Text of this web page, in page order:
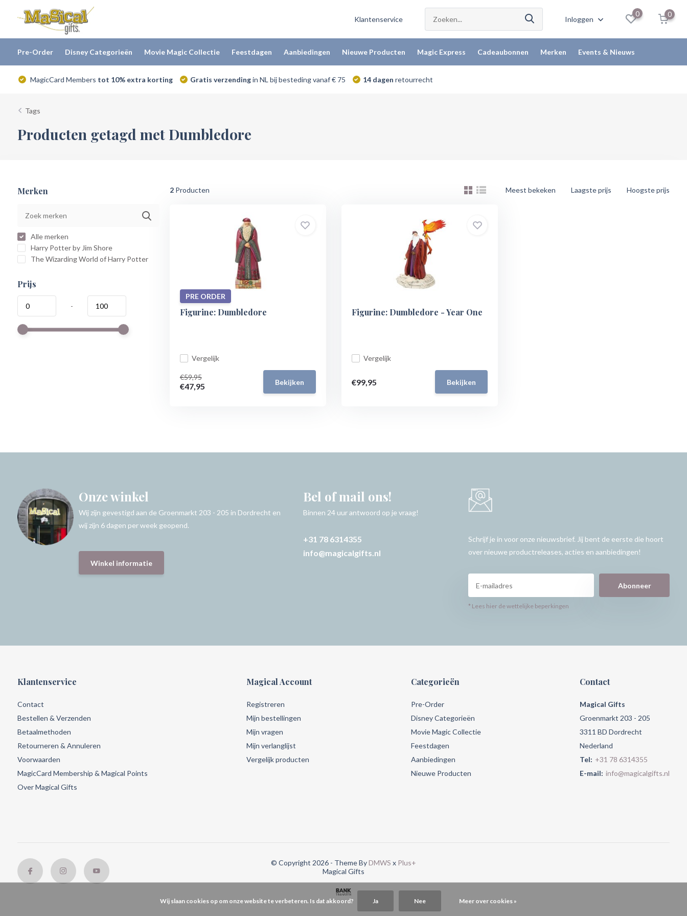
Klantenservice Inloggen
0 0
Pre-Order Disney Categorieën Movie Magic Collectie Feestdagen Aanbiedingen Nieuwe Producten Magic Express Cadeaubonnen Merken Events & Nieuws
MagicCard Members tot 10% extra korting Gratis verzendingin NL bij besteding vanaf € 75 14 dagen retourrecht
Tags
Producten getagd met Dumbledore
Merken
Alle merken
Harry Potter by Jim Shore
The Wizarding World of Harry Potter
Prijs
-
2Producten Meest bekeken Laagste prijs Hoogste prijs
PRE ORDER
Figurine: Dumbledore
Vergelijk
€59,95
€47,95 Bekijken
Figurine: Dumbledore - Year One
Vergelijk
€99,95 Bekijken
Onze winkel
Wij zijn gevestigd aan de Groenmarkt 203 - 205 in Dordrecht en
wij zijn 6 dagen per week geopend.
Winkel informatie
Bel of mail ons!
Binnen 24 uur antwoord op je vraag!
+31 78 6314355
info@magicalgifts.nl
Schrijf je in voor onze nieuwsbrief. Jij bent de eerste die hoort
over nieuwe productreleases, acties en aanbiedingen!
Abonneer
* Lees hier de wettelijke beperkingen
Klantenservice
Contact
Bestellen & Verzenden
Betaalmethoden
Retourneren & Annuleren
Voorwaarden
MagicCard Membership & Magical Points
Over Magical Gifts
Magical Account
Registreren
Mijn bestellingen
Mijn vragen
Mijn verlanglijst
Vergelijk producten
Categorieën
Pre-Order
Disney Categorieën
Movie Magic Collectie
Feestdagen
Aanbiedingen
Nieuwe Producten
Contact
Magical Gifts
Groenmarkt 203 - 205
3311 BD Dordrecht
Nederland
Tel: +31 78 6314355
E-mail: info@magicalgifts.nl
© Copyright 2026 - Theme ByDMWS x Plus+
Magical Gifts
Wij slaan cookies op om onze website te verbeteren. Is dat akkoord? Ja Nee Meer over cookies »